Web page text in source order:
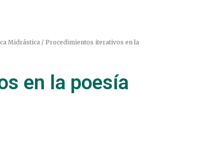
Midrástica/ Procedimientos iterativos en la
en la poesía